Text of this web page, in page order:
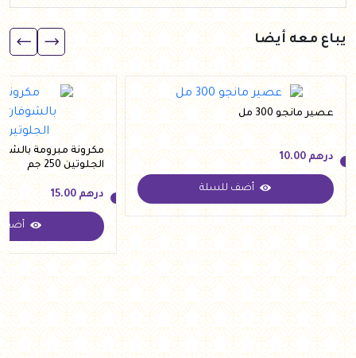
يباع معه أيضا
عصير مانجو 300 مل
درهم
درهم 10.00
أضف للسلة
مكرونة مبرومة
الجلوتين 250 جم
درهم
درهم 15.00
أضف